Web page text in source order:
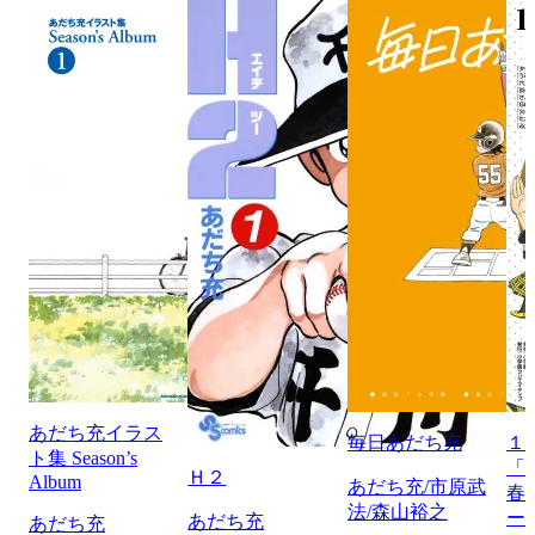
あだち充イラス
ト集 Season’s
Album
あだち充
Ｈ２
あだち充
毎日あだち充
あだち充/市原武
法/森山裕之
１
春
ー